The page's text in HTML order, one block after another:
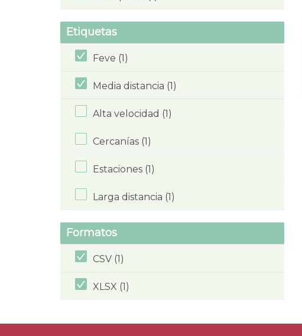
Etiquetas
Feve (1)
Media distancia (1)
Alta velocidad (1)
Cercanías (1)
Estaciones (1)
Larga distancia (1)
Formatos
CSV (1)
XLSX (1)